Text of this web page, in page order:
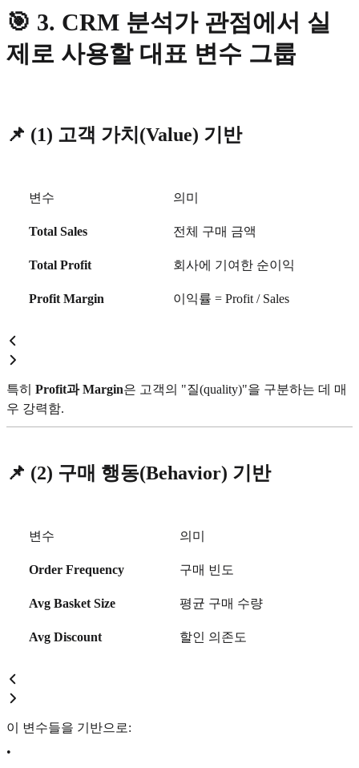
🎯 3. CRM 분석가 관점에서 실
제로 사용할 대표 변수 그룹
📌 (1) 고객 가치(Value) 기반
변수 의미
Total Sales 전체 구매 금액
Total Profit 회사에 기여한 순이익
Profit Margin 이익률 = Profit / Sales
특히 Profit과 Margin은 고객의 "질(quality)"을 구분하는 데 매
우 강력함.
📌 (2) 구매 행동(Behavior) 기반
변수 의미
Order Frequency 구매 빈도
Avg Basket Size 평균 구매 수량
Avg Discount 할인 의존도
이 변수들을 기반으로:
•